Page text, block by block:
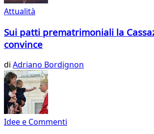
Attualità
Sui patti prematrimoniali la
convince
di Adriano Bordignon
Idee e Commenti